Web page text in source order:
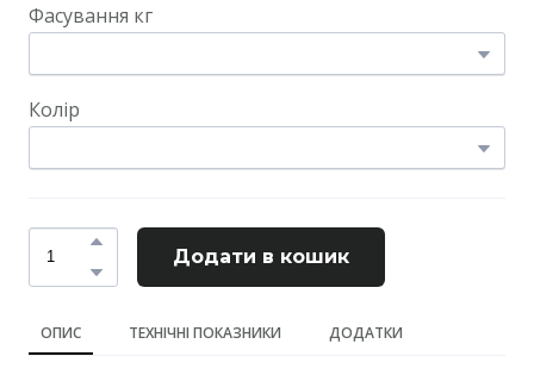
Фасування кг
Колір
Додати в кошик
ОПИС ТЕХНІЧНІ ПОКАЗНИКИ ДОДАТКИ